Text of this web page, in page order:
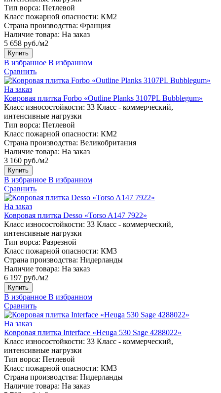
Тип ворса: Петлевой
Класс пожарной опасности: КМ2
Страна производства: Франция
Наличие товара: На заказ
5 658 руб./м2
Купить
В избранное В избранном
Сравнить
На заказ
Ковровая плитка Forbo «Outline Planks 3107PL Bubblegum»
Класс износостойкости: 33 Класс - коммерческий,
интенсивные нагрузки
Тип ворса: Петлевой
Класс пожарной опасности: КМ2
Страна производства: Великобритания
Наличие товара: На заказ
3 160 руб./м2
Купить
В избранное В избранном
Сравнить
На заказ
Ковровая плитка Desso «Torso A147 7922»
Класс износостойкости: 33 Класс - коммерческий,
интенсивные нагрузки
Тип ворса: Разрезной
Класс пожарной опасности: КМ3
Страна производства: Нидерланды
Наличие товара: На заказ
6 197 руб./м2
Купить
В избранное В избранном
Сравнить
На заказ
Ковровая плитка Interface «Heuga 530 Sage 4288022»
Класс износостойкости: 33 Класс - коммерческий,
интенсивные нагрузки
Тип ворса: Петлевой
Класс пожарной опасности: КМ3
Страна производства: Нидерланды
Наличие товара: На заказ